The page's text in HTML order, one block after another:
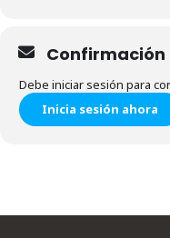
Debe iniciar sesión para
Inicia sesión ahora